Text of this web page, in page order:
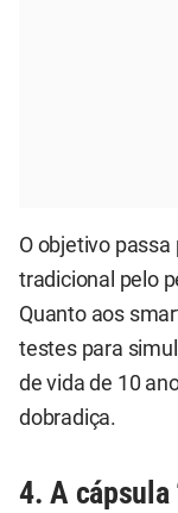
O objetivo
tradicional pelo
Quanto aos
testes para
de vida de 10
dobradiça.
4. A cápsula